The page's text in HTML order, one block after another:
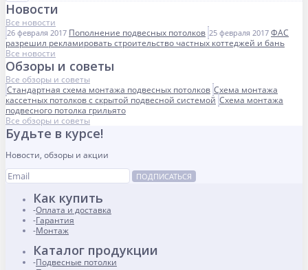
Новости
Все новости
26 февраля 2017 Пополнение подвесных потолков 25 февраля 2017 ФАС
разрешил рекламировать строительство частных коттеджей и бань
Все новости
Обзоры и советы
Все обзоры и советы
Стандартная схема монтажа подвесных потолков Схема монтажа
кассетных потолков с скрытой подвесной системой Схема монтажа
подвесного потолка грильято
Все обзоры и советы
Будьте в курсе!
Новости, обзоры и акции
ПОДПИСАТЬСЯ
Как купить
Оплата и доставка
Гарантия
Монтаж
Каталог продукции
Подвесные потолки